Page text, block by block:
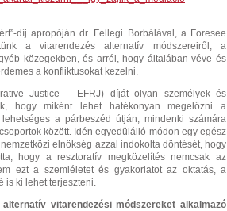
díj apropóján dr. Fellegi Borbálával, a Foresee
a vitarendezés alternatív módszereiről, a
közegekben, és arról, hogy általában véve és
a konfliktusokat kezelni.
Justice – EFRJ) díját olyan személyek és
hogy miként lehet hatékonyan megelőzni a
a párbeszéd útján, mindenki számára
között. Idén egyedülálló módon egy egész
elnökség azzal indokolta döntését, hogy
hogy a resztoratív megközelítés nemcsak az
ezt a szemléletet és gyakorlatot az oktatás, a
is ki lehet terjeszteni.
vitarendezési módszereket alkalmazó